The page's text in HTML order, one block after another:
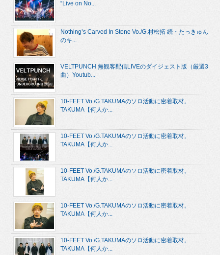
“Live on No...
Nothing’s Carved In Stone Vo./G.村松拓 続・たっきゅん
のキ...
VELTPUNCH 無観客配信LIVEのダイジェスト版（厳選3
曲）Youtub...
10-FEET Vo./G.TAKUMAのソロ活動に密着取材。
TAKUMA【何人か...
10-FEET Vo./G.TAKUMAのソロ活動に密着取材。
TAKUMA【何人か...
10-FEET Vo./G.TAKUMAのソロ活動に密着取材。
TAKUMA【何人か...
10-FEET Vo./G.TAKUMAのソロ活動に密着取材。
TAKUMA【何人か...
10-FEET Vo./G.TAKUMAのソロ活動に密着取材。
TAKUMA【何人か...